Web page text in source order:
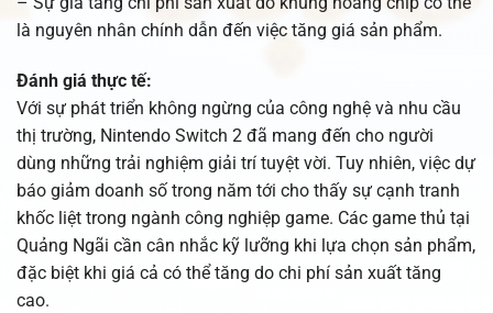
là nguyên nhân chính dẫn đến việc tăng giá sản phẩm.
Đánh giá thực tế:
Với sự phát triển không ngừng của công nghệ và nhu cầu
thị trường, Nintendo Switch 2 đã mang đến cho người
dùng những trải nghiệm giải trí tuyệt vời. Tuy nhiên, việc dự
báo giảm doanh số trong năm tới cho thấy sự cạnh tranh
khốc liệt trong ngành công nghiệp game. Các game thủ tại
Quảng Ngãi cần cân nhắc kỹ lưỡng khi lựa chọn sản phẩm,
đặc biệt khi giá cả có thể tăng do chi phí sản xuất tăng
cao.